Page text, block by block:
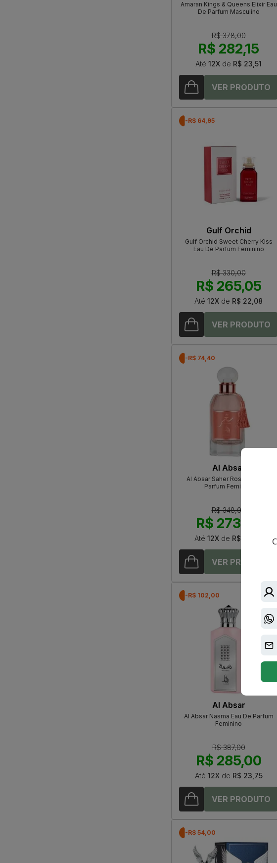
Amaran Kings & Queens Elixir Eau
De Parfum Masculino
R$ 378,00
R$ 282,15
Até 12X de R$ 23,51
-R$ 64,95
Gulf Orchid
Gulf Orchid Sweet Cherry Kiss
Eau De Parfum Feminino
R$ 330,00
R$ 265,05
Até 12X de R$ 22,08
-R$ 74,40
Al Absar
Al Absar Saher Roses Eau De
Parfum Feminino
R$ 348,00
R$ 273,60
Até 12X de R$ 22,80
-R$ 102,00
Al Absar
Al Absar Nasma Eau De Parfum
Feminino
R$ 387,00
R$ 285,00
Até 12Xde R$ 23,75
-R$ 54,00